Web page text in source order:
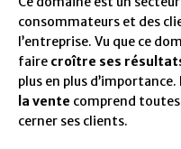
consommateurs et des
l’entreprise. Vu que ce
faire croître ses
plus en plus d’importance.
la vente comprend
cerner ses clients.